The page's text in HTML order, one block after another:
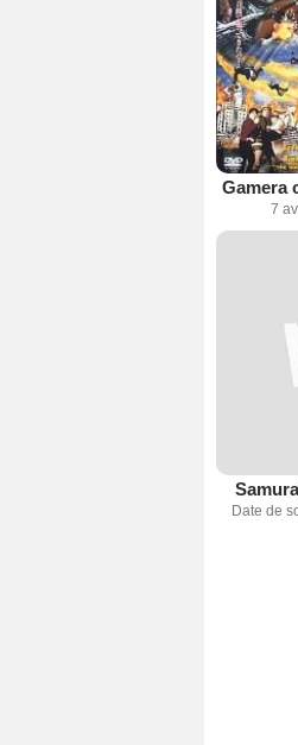
Gamera
7
Date de